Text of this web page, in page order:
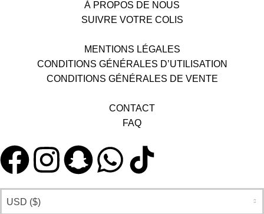
À PROPOS DE NOUS
SUIVRE VOTRE COLIS
MENTIONS LÉGALES
CONDITIONS GÉNÉRALES D’UTILISATION
CONDITIONS GÉNÉRALES DE VENTE
CONTACT
FAQ
USD ($)